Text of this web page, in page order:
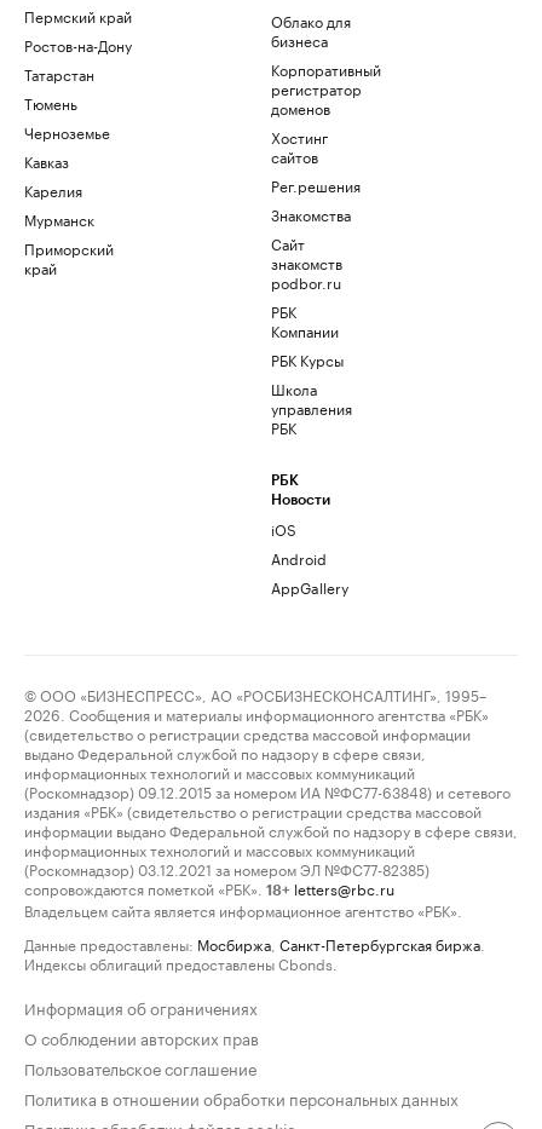
Пермский край
Ростов-на-Дону
Татарстан
Тюмень
Черноземье
Кавказ
Карелия
Мурманск
Приморский
край
Облако для
бизнеса
Корпоративный
регистратор
доменов
Хостинг
сайтов
Рег.решения
Знакомства
Сайт
знакомств
podbor.ru
РБК
Компании
РБК Курсы
Школа
управления
РБК
РБК
Новости
iOS
Android
AppGallery
© ООО «БИЗНЕСПРЕСС», АО «РОСБИЗНЕСКОНСАЛТИНГ», 1995–
2026. Сообщения и материалы информационного агентства «РБК»
(свидетельство о регистрации средства массовой информации
выдано Федеральной службой по надзору в сфере связи,
информационных технологий и массовых коммуникаций
(Роскомнадзор) 09.12.2015 за номером ИА №ФС77-63848) и сетевого
издания «РБК» (свидетельство о регистрации средства массовой
информации выдано Федеральной службой по надзору в сфере связи,
информационных технологий и массовых коммуникаций
(Роскомнадзор) 03.12.2021 за номером ЭЛ №ФС77-82385)
сопровождаются пометкой «РБК».
18+ letters@rbc.ru
Владельцем сайта является информационное агентство «РБК».
Данные предоставлены: Мосбиржа Санкт-Петербургская биржа
Индексы облигаций предоставлены Cbonds.
Информация об ограничениях
О соблюдении авторских прав
Пользовательское соглашение
Политика в отношении обработки персональных данных